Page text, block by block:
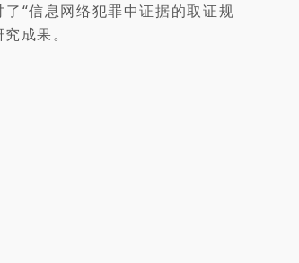
“信息网络犯罪中证据的取证规
成果。